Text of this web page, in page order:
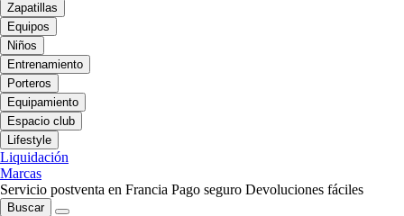
Zapatillas
Equipos
Niños
Entrenamiento
Porteros
Equipamiento
Espacio club
Lifestyle
Liquidación
Marcas
Servicio postventa en Francia Pago seguro Devoluciones fáciles
Buscar